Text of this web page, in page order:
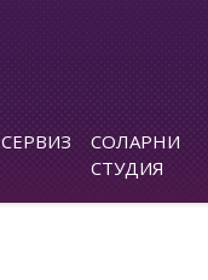
СЕРВИЗ
СОЛАРНИ
СТУДИЯ